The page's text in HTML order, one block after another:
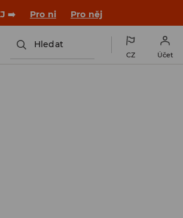
NAINSTALUJTE SI APLIKACI >>
Hledat
CZ Účet